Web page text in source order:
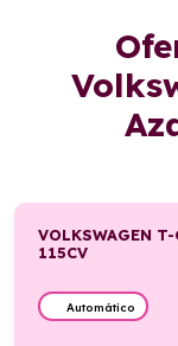
VOLKSWAGEN
115CV
Automático